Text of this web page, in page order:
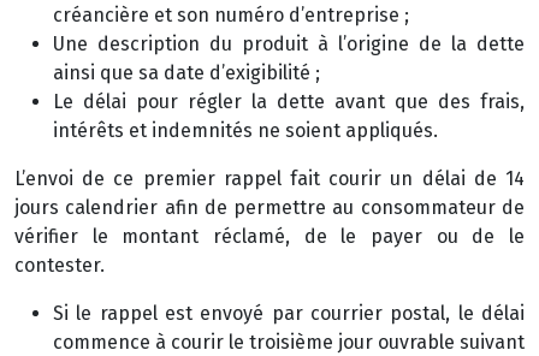
créancière et son numéro d’entreprise ;
Une description du produit à l’origine de la dette
ainsi que sa date d’exigibilité ;
Le délai pour régler la dette avant que des frais,
intérêts et indemnités ne soient appliqués.
L’envoi de ce premier rappel fait courir un délai de 14
jours calendrier afin de permettre au consommateur de
vérifier le montant réclamé, de le payer ou de le
contester.
Si le rappel est envoyé par courrier postal, le délai
commence à courir le troisième jour ouvrable suivant